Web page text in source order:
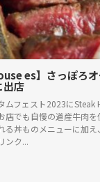
es】さっぽろ
出店
ムフェスト2023にSteak
店でも自慢の道産牛肉
る丼ものメニューに加え
ンク...